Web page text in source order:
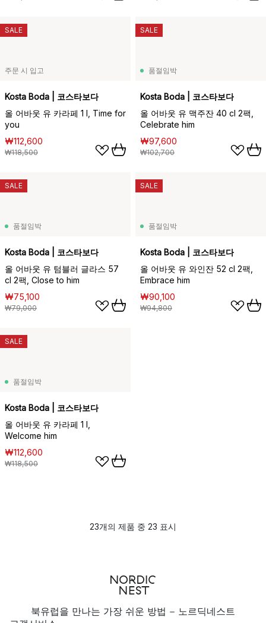
주문 시 입고
Kosta Boda | 코스타보다
올 어바웃 유 카라페 1 l, Time for
you
₩112,600
₩118,500
SALE
품절임박
Kosta Boda | 코스타보다
올 어바웃 유 맥주잔 40 cl 2팩,
Celebrate him
₩97,600
₩102,700
SALE
품절임박
Kosta Boda | 코스타보다
올 어바웃 유 텀블러 글라스 57
cl 2팩, Close to him
₩75,100
₩79,000
SALE
품절임박
Kosta Boda | 코스타보다
올 어바웃 유 와인잔 52 cl 2팩,
Embrace him
₩90,100
₩94,800
SALE
품절임박
Kosta Boda | 코스타보다
올 어바웃 유 카라페 1 l,
Welcome him
₩112,600
₩118,500
SALE
23개의 제품 중 23 표시
북유럽을 만나는 가장 쉬운 방법 - 노르딕네스트